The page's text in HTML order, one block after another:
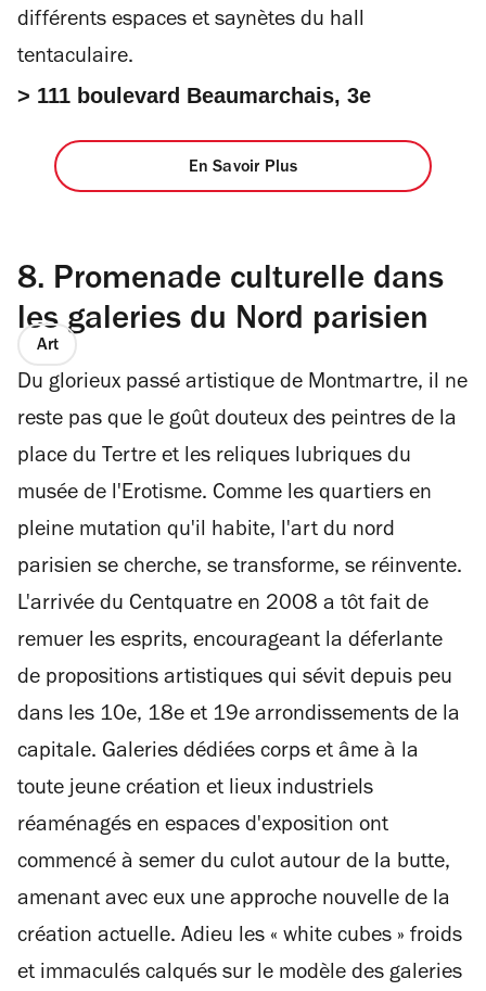
différents espaces et saynètes du hall
tentaculaire.
> 111 boulevard Beaumarchais, 3e
En Savoir Plus
8. Promenade culturelle dans
les galeries du Nord parisien
Art
Du glorieux passé artistique de Montmartre, il ne
reste pas que le goût douteux des peintres de la
place du Tertre et les reliques lubriques du
musée de l'Erotisme. Comme les quartiers en
pleine mutation qu'il habite, l'art du nord
parisien se cherche, se transforme, se réinvente.
L'arrivée du Centquatre en 2008 a tôt fait de
remuer les esprits, encourageant la déferlante
de propositions artistiques qui sévit depuis peu
dans les 10e, 18e et 19e arrondissements de la
capitale. Galeries dédiées corps et âme à la
toute jeune création et lieux industriels
réaménagés en espaces d'exposition ont
commencé à semer du culot autour de la butte,
amenant avec eux une approche nouvelle de la
création actuelle. Adieu les « white cubes » froids
et immaculés calqués sur le modèle des galeries